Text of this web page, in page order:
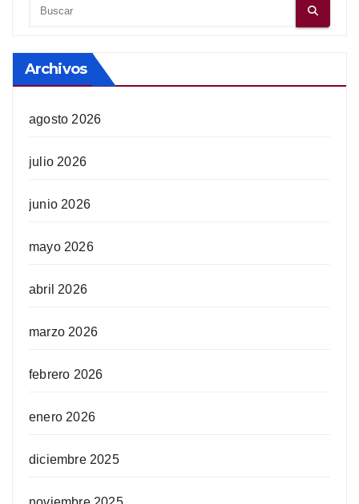
Archivos
agosto 2026
julio 2026
junio 2026
mayo 2026
abril 2026
marzo 2026
febrero 2026
enero 2026
diciembre 2025